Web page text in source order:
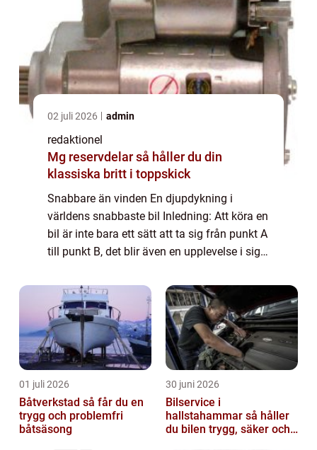
02 juli 2026 admin
redaktionel
Mg reservdelar så håller du din
klassiska britt i toppskick
Snabbare än vinden En djupdykning i
världens snabbaste bil Inledning: Att köra en
bil är inte bara ett sätt att ta sig från punkt A
till punkt B, det blir även en upplevelse i sig.
som är den mest spännande ...
01 juli 2026
Båtverkstad så får du en
trygg och problemfri
båtsäsong
30 juni 2026
Bilservice i
hallstahammar så håller
du bilen trygg, säker och